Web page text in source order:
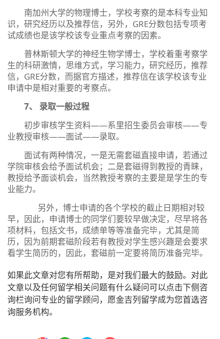
南加州大学的物理博士，学校考察的是本科专业知
识，研究经历以及推荐信，另外，GRE分数包括专项考
试成绩也是该学校该专业重点考察的因素。
普林斯顿大学的神经生物学博士，学校着重考察学
生的科研激情，思维方式，学习能力，研究经历，推荐
信，GRE分数，而据官方描述，推荐信在该学校该专业
申请中是相对重要的考察点。
7、 录取一般过程
初步审核学生资料——系里招生委员会审核——专
业教授审核——面试——录取。
面试有两种情况，一是无需套磁直接申请，若通过
学院审核会给予面试机会；二是套磁得到教授的青睐，
教授给予面谈机会，当然教授考察的主要是是学生的专
业能力。
​ ​ ​ ​ ​ ​ ​ 另外，博士申请的各个学校的截止日期相对较
早，因此，申请博士的同学们要较早做决定，尽早将各
项材料，包括文书，成绩单等等准备完毕，尤其是简
历，因为前期套磁阶段若有教授对学生感兴趣是会要求
看学生简历的，因此，套磁前一定要将简历准备完毕。
如果此文章对您有所帮助，是对我们最大的鼓励。对此
文章以及任何留学相关问题有什么疑问可以点击下侧咨
询栏询问专业的留学顾问，愿金吉列留学成为您首选咨
询服务机构。